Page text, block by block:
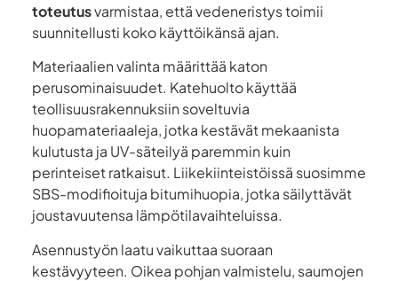
toteutusvarmistaa, että vedeneristys toimii
suunnitellusti koko käyttöikänsä ajan.
Materiaalien valinta määrittää katon
perusominaisuudet. Katehuolto käyttää
teollisuusrakennuksiin soveltuvia
huopamateriaaleja, jotka kestävät mekaanista
kulutusta ja UV-säteilyä paremmin kuin
perinteiset ratkaisut. Liikekiinteistöissä suosimme
SBS-modifioituja bitumihuopia, jotka säilyttävät
joustavuutensa lämpötilavaihteluissa.
Asennustyön laatu vaikuttaa suoraan
kestävyyteen. Oikea pohjan valmistelu, saumojen